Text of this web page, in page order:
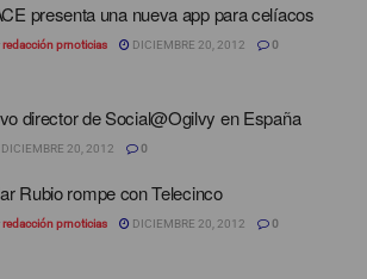
presenta una nueva app para celíacos
redacción prnoticias DICIEMBRE 20, 2012 0
director de Social@Ogilvy en España
DICIEMBRE 20, 2012 0
Rubio rompe con Telecinco
redacción prnoticias DICIEMBRE 20, 2012 0